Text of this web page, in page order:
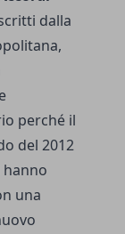
dalla
perché il
del 2012
una